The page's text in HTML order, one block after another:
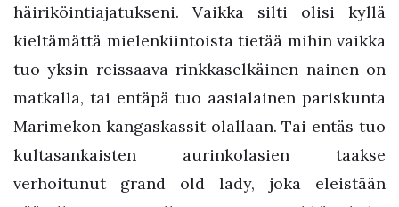
häiriköintiajatukseni. Vaikka silti olisi kyllä
kieltämättä mielenkiintoista tietää mihin vaikka
tuo yksin reissaava rinkkaselkäinen nainen on
matkalla, tai entäpä tuo aasialainen pariskunta
Marimekon kangaskassit olallaan. Tai entäs tuo
kultasankaisten aurinkolasien taakse
verhoitunut grand old lady, joka eleistään